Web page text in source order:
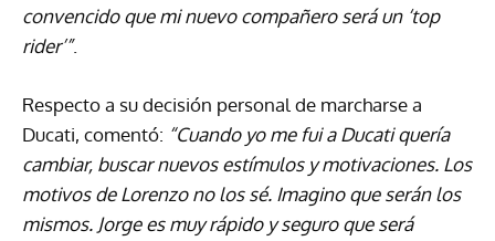
convencido que mi nuevo compañero será un ‘top
rider’”.
Respecto a su decisión personal de marcharse a
Ducati, comentó: “Cuando yo me fui a Ducati quería
cambiar, buscar nuevos estímulos y motivaciones. Los
motivos de Lorenzo no los sé. Imagino que serán los
mismos. Jorge es muy rápido y seguro que será